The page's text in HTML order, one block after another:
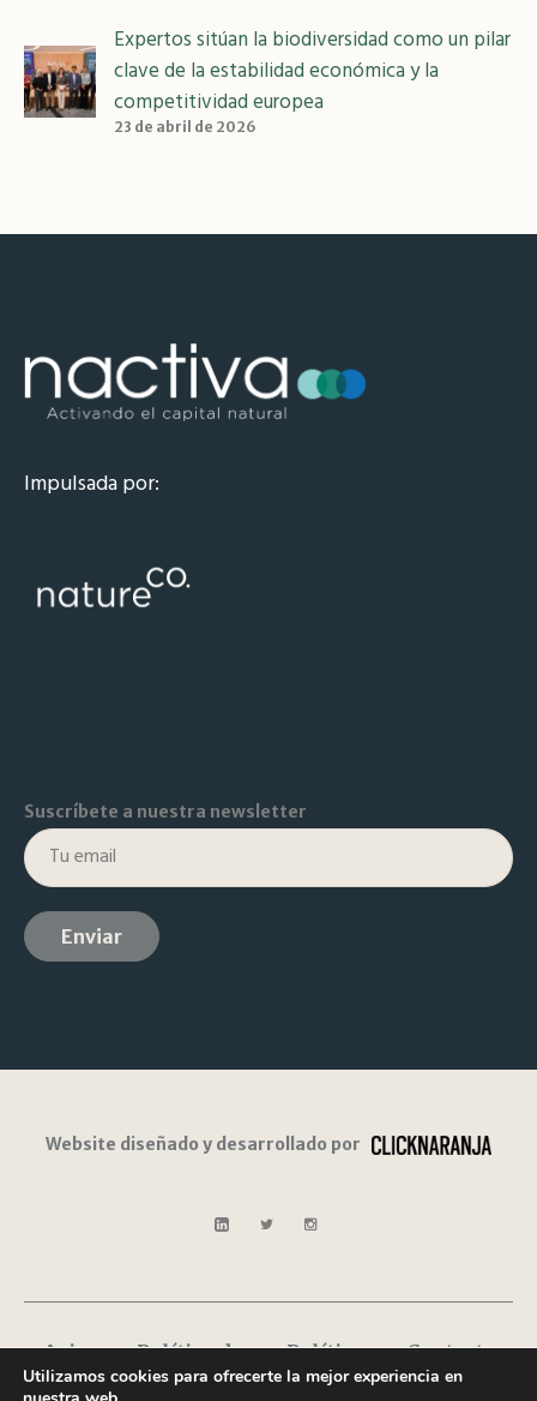
Expertos sitúan la biodiversidad como un pilar
clave de la estabilidad económica y la
competitividad europea
23 de abril de 2026
Impulsada por:
Suscríbete a nuestra newsletter
Website diseñado y desarrollado por
Aviso
Legal
Política de
privacidad
Política
de
Contacto
Utilizamos cookies para ofrecerte la mejor experiencia en